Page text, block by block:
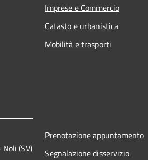
Imprese e Commercio
Catasto e urbanistica
Mobilità e trasporti
(SV)
Prenotazione appuntamento
Segnalazione disservizio